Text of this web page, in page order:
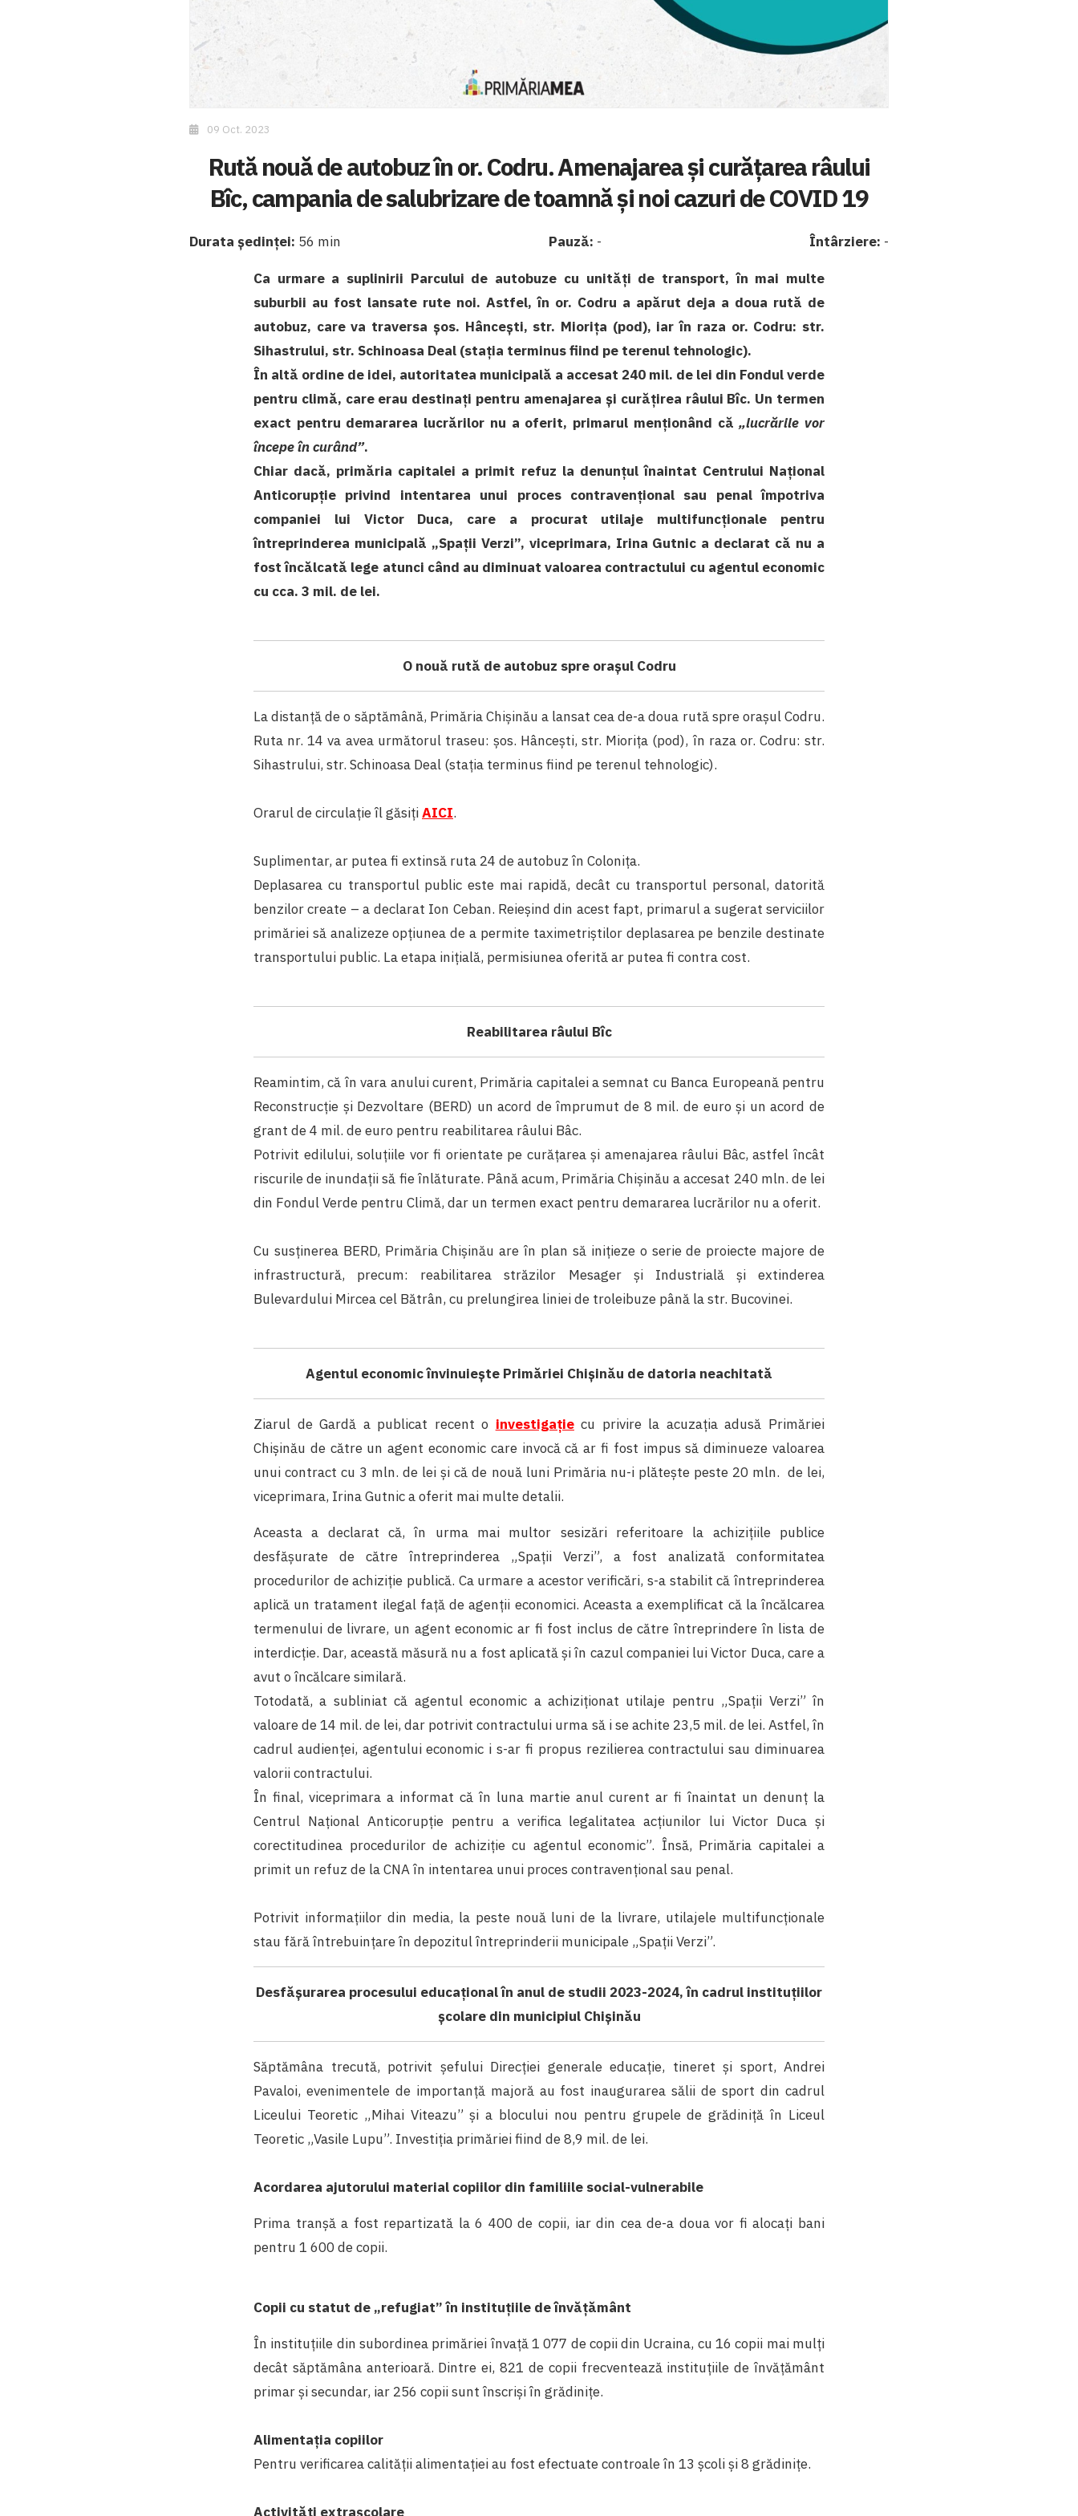
09 Oct. 2023
Rută nouă de autobuz în or. Codru. Amenajarea și curățarea râului
Bîc, campania de salubrizare de toamnă și noi cazuri de COVID 19
Durata ședinței: 56 min Pauză: - Întârziere: -
Ca urmare a suplinirii Parcului de autobuze cu unități de transport, în mai multe
suburbii au fost lansate rute noi. Astfel, în or. Codru a apărut deja a doua rută de
autobuz, care va traversa șos. Hâncești, str. Miorița (pod), iar în raza or. Codru: str.
Sihastrului, str. Schinoasa Deal (stația terminus fiind pe terenul tehnologic).
În altă ordine de idei, autoritatea municipală a accesat 240 mil. de lei din Fondul verde
pentru climă, care erau destinați pentru amenajarea și curățirea râului Bîc. Un termen
exact pentru demararea lucrărilor nu a oferit, primarul menționând că„lucrările vor
începe în curând”.
Chiar dacă, primăria capitalei a primit refuz la denunțul înaintat Centrului Național
Anticorupție privind intentarea unui proces contravențional sau penal împotriva
companiei lui Victor Duca, care a procurat utilaje multifuncționale pentru
întreprinderea municipală „Spații Verzi”, viceprimara, Irina Gutnic a declarat că nu a
fost încălcată lege atunci când au diminuat valoarea contractului cu agentul economic
cu cca. 3 mil. de lei.
O nouă rută de autobuz spre orașul Codru
La distanță de o săptămână, Primăria Chișinău a lansat cea de-a doua rută spre orașul Codru.
Ruta nr. 14 va avea următorul traseu: șos. Hâncești, str. Miorița (pod), în raza or. Codru: str.
Sihastrului, str. Schinoasa Deal (stația terminus fiind pe terenul tehnologic).
Orarul de circulație îl găsițiAICI.
Suplimentar, ar putea fi extinsă ruta 24 de autobuz în Colonița.
Deplasarea cu transportul public este mai rapidă, decât cu transportul personal, datorită
benzilor create – a declarat Ion Ceban. Reieșind din acest fapt, primarul a sugerat serviciilor
primăriei să analizeze opțiunea de a permite taximetriștilor deplasarea pe benzile destinate
transportului public. La etapa inițială, permisiunea oferită ar putea fi contra cost.
Reabilitarea râului Bîc
Reamintim, că în vara anului curent, Primăria capitalei a semnat cu Banca Europeană pentru
Reconstrucție și Dezvoltare (BERD) un acord de împrumut de 8 mil. de euro și un acord de
grant de 4 mil. de euro pentru reabilitarea râului Bâc.
Potrivit edilului, soluțiile vor fi orientate pe curățarea și amenajarea râului Bâc, astfel încât
riscurile de inundații să fie înlăturate. Până acum, Primăria Chișinău a accesat 240 mln. de lei
din Fondul Verde pentru Climă, dar un termen exact pentru demararea lucrărilor nu a oferit.
Cu susținerea BERD, Primăria Chișinău are în plan să inițieze o serie de proiecte majore de
infrastructură, precum: reabilitarea străzilor Mesager și Industrială și extinderea
Bulevardului Mircea cel Bătrân, cu prelungirea liniei de troleibuze până la str. Bucovinei.
Agentul economic învinuiește Primăriei Chișinău de datoria neachitată
Ziarul de Gardă a publicat recent o investigațiecu privire la acuzația adusă Primăriei
Chișinău de către un agent economic care invocă că ar fi fost impus să diminueze valoarea
unui contract cu 3 mln. de lei și că de nouă luni Primăria nu-i plătește peste 20 mln. de lei,
viceprimara, Irina Gutnic a oferit mai multe detalii.
Aceasta a declarat că, în urma mai multor sesizări referitoare la achizițiile publice
desfășurate de către întreprinderea „Spații Verzi”, a fost analizată conformitatea
procedurilor de achiziție publică. Ca urmare a acestor verificări, s-a stabilit că întreprinderea
aplică un tratament ilegal față de agenții economici. Aceasta a exemplificat că la încălcarea
termenului de livrare, un agent economic ar fi fost inclus de către întreprindere în lista de
interdicție. Dar, această măsură nu a fost aplicată și în cazul companiei lui Victor Duca, care a
avut o încălcare similară.
Totodată, a subliniat că agentul economic a achiziționat utilaje pentru „Spații Verzi” în
valoare de 14 mil. de lei, dar potrivit contractului urma să i se achite 23,5 mil. de lei. Astfel, în
cadrul audienței, agentului economic i s-ar fi propus rezilierea contractului sau diminuarea
valorii contractului.
În final, viceprimara a informat că în luna martie anul curent ar fi înaintat un denunț la
Centrul Național Anticorupție pentru a verifica legalitatea acțiunilor lui Victor Duca și
corectitudinea procedurilor de achiziție cu agentul economic”. Însă, Primăria capitalei a
primit un refuz de la CNA în intentarea unui proces contravențional sau penal.
Potrivit informațiilor din media, la peste nouă luni de la livrare, utilajele multifuncționale
stau fără întrebuințare în depozitul întreprinderii municipale „Spații Verzi”.
Desfășurarea procesului educațional în anul de studii 2023-2024, în cadrul instituțiilor
școlare din municipiul Chișinău
Săptămâna trecută, potrivit șefului Direcției generale educație, tineret și sport, Andrei
Pavaloi, evenimentele de importanță majoră au fost inaugurarea sălii de sport din cadrul
Liceului Teoretic „Mihai Viteazu” și a blocului nou pentru grupele de grădiniță în Liceul
Teoretic „Vasile Lupu”. Investiția primăriei fiind de 8,9 mil. de lei.
Acordarea ajutorului material copiilor din familiile social-vulnerabile
Prima tranșă a fost repartizată la 6 400 de copii, iar din cea de-a doua vor fi alocați bani
pentru 1 600 de copii.
Copii cu statut de „refugiat” în instituțiile de învățământ
În instituțiile din subordinea primăriei învață 1 077 de copii din Ucraina, cu 16 copii mai mulți
decât săptămâna anterioară. Dintre ei, 821 de copii frecventează instituțiile de învățământ
primar și secundar, iar 256 copii sunt înscriși în grădinițe.
Alimentația copiilor
Pentru verificarea calității alimentației au fost efectuate controale în 13 școli și 8 grădinițe.
Activități extrașcolare